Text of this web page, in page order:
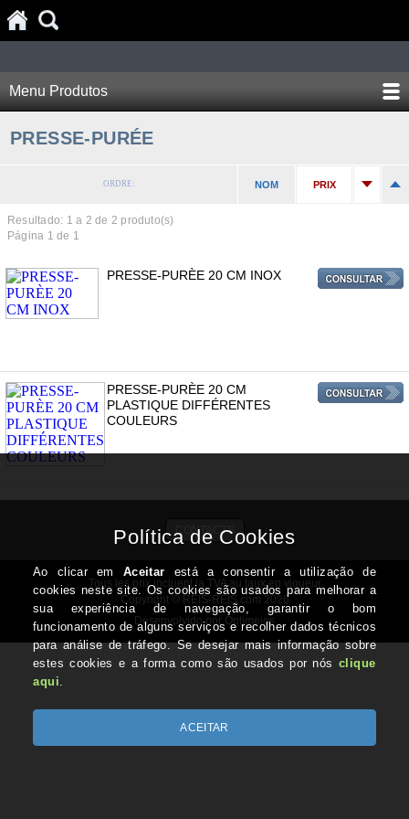
Menu Produtos
PRESSE-PURÉE
ORDRE: NOM PRIX
Resultado: 1 a 2 de 2 produto(s)
Página 1 de 1
PRESSE-PURÈE 20 CM INOX
PRESSE-PURÈE 20 CM
PLASTIQUE DIFFÉRENTES
COULEURS
CONTACTS
Tous les prix incluent la TVA au taux en vigueur
Copyright © REIS-REIS.com 2026
Desenvolvido por Optimeios